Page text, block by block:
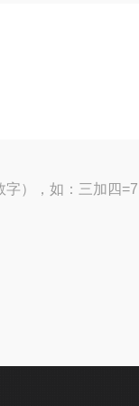
字），如：三加四=7